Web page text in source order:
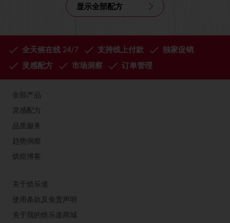
显示全部配方
全天候在线 24/7 支持线上付款
独家促销
灵感配方
市场洞察 订单管理
全部产品
灵感配方
品质服务
趋势洞察
烘焙博客
关于焙乐道
使用条款及免责声明
关于我的焙乐道商城